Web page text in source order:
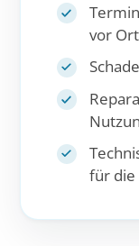
vor
für die